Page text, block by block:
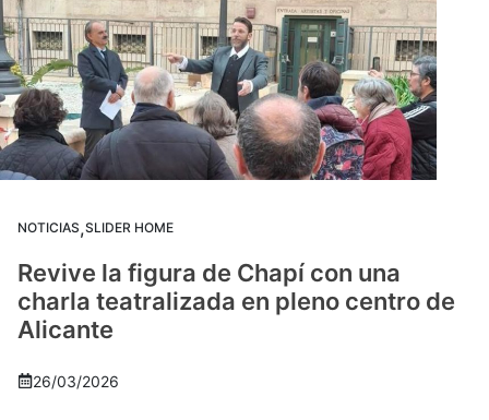
NOTICIAS,SLIDER HOME
Revive la figura de Chapí con una
charla teatralizada en pleno centro de
Alicante
26/03/2026